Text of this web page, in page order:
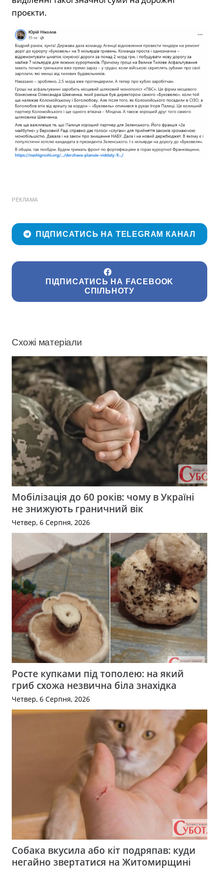
проєкти.
РЕКЛАМА
ПІДПИСАТИСЬ НА TELEGRAM КАНАЛ
ПІДПИСАТИСЬ НА FACEBOOK
СПІЛЬНОТУ
Схожі матеріали
Мобілізація до 60 років: чому в Україні
не знижують граничний вік
Четвер, 6 Серпня, 2026
Росте купками під тополею: на який
гриб схожа незвична біла знахідка
Четвер, 6 Серпня, 2026
Собака вкусила або кіт подряпав: куди
негайно звертатися на Житомирщині